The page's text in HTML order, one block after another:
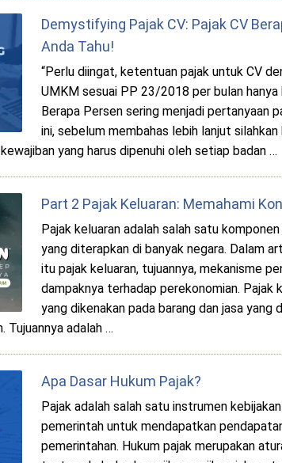
Demystifying Pajak CV: Pajak CV
Anda Tahu!
“Perlu diingat, ketentuan pajak untuk CV
UMKM sesuai PP 23/2018 per bulan hanya
Berapa Persen sering menjadi pertanyaan
ini, sebelum membahas lebih lanjut
yang harus dipenuhi oleh setiap badan …
Part 2 Pajak Keluaran: Memahami
Pajak keluaran adalah salah satu
yang diterapkan di banyak negara. Dalam
itu pajak keluaran, tujuannya, mekanisme
dampaknya terhadap perekonomian. Pajak
yang dikenakan pada barang dan jasa yang
Tujuannya adalah …
Apa Dasar Hukum Pajak?
Pajak adalah salah satu instrumen
pemerintah untuk mendapatkan
pemerintahan. Hukum pajak merupakan